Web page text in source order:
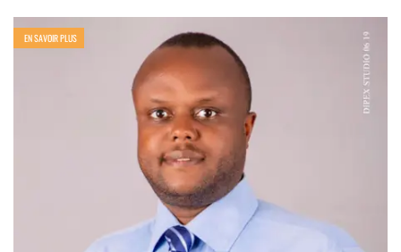
EN SAVOIR PLUS